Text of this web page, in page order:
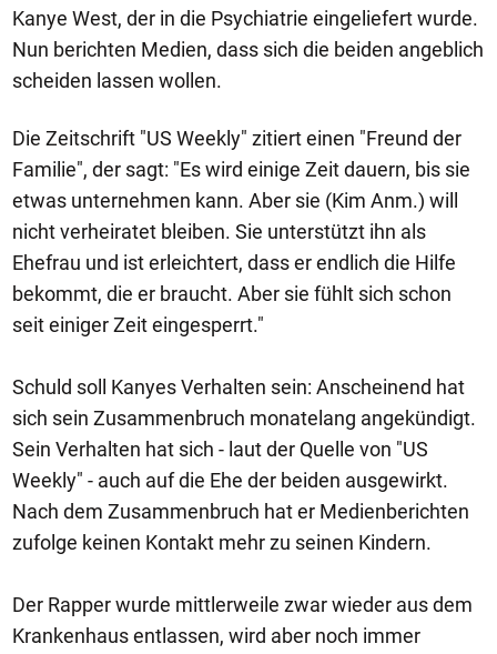
Kanye West, der in die Psychiatrie eingeliefert wurde.
Nun berichten Medien, dass sich die beiden angeblich
scheiden lassen wollen.
Die Zeitschrift "US Weekly" zitiert einen "Freund der
Familie", der sagt: "Es wird einige Zeit dauern, bis sie
etwas unternehmen kann. Aber sie (Kim Anm.) will
nicht verheiratet bleiben. Sie unterstützt ihn als
Ehefrau und ist erleichtert, dass er endlich die Hilfe
bekommt, die er braucht. Aber sie fühlt sich schon
seit einiger Zeit eingesperrt."
Schuld soll Kanyes Verhalten sein: Anscheinend hat
sich sein Zusammenbruch monatelang angekündigt.
Sein Verhalten hat sich - laut der Quelle von "US
Weekly" - auch auf die Ehe der beiden ausgewirkt.
Nach dem Zusammenbruch hat er Medienberichten
zufolge keinen Kontakt mehr zu seinen Kindern.
Der Rapper wurde mittlerweile zwar wieder aus dem
Krankenhaus entlassen, wird aber noch immer